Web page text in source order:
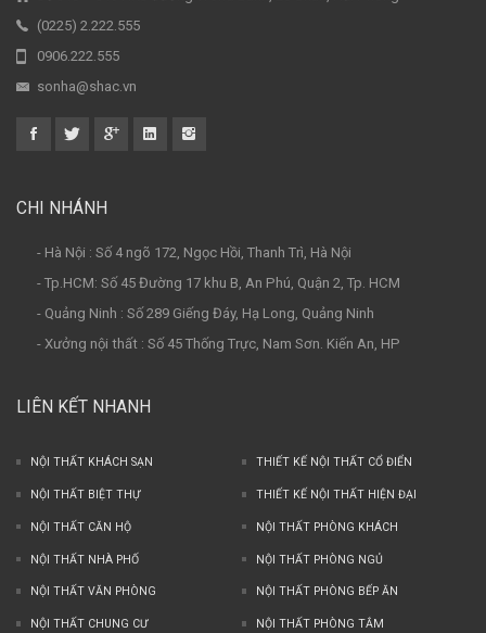
(0225) 2.222.555
0906.222.555
sonha@shac.vn
CHI NHÁNH
- Hà Nội : Số 4 ngõ 172, Ngọc Hồi, Thanh Trì, Hà Nội
- Tp.HCM: Số 45 Đường 17 khu B, An Phú, Quận 2, Tp. HCM
- Quảng Ninh : Số 289 Giếng Đáy, Hạ Long, Quảng Ninh
- Xưởng nội thất : Số 45 Thống Trực, Nam Sơn. Kiến An, HP
LIÊN KẾT NHANH
NỘI THẤT KHÁCH SẠN THIẾT KẾ NỘI THẤT CỔ ĐIỂN
NỘI THẤT BIỆT THỰ THIẾT KẾ NỘI THẤT HIỆN ĐẠI
NỘI THẤT CĂN HỘ NỘI THẤT PHÒNG KHÁCH
NỘI THẤT NHÀ PHỐ NỘI THẤT PHÒNG NGỦ
NỘI THẤT VĂN PHÒNG NỘI THẤT PHÒNG BẾP ĂN
NỘI THẤT CHUNG CƯ NỘI THẤT PHÒNG TẮM